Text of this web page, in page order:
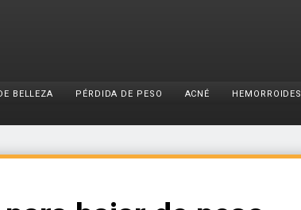
BELLEZA PÉRDIDA DE PESO ACNÉ HEMORROIDES